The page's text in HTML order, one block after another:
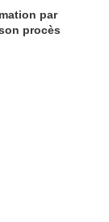
par
» a gagné son procès